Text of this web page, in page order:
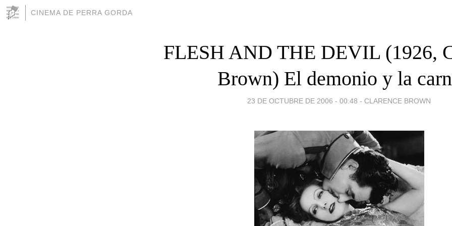
CINEMA DE PERRA GORDA
FLESH AND THE DEVIL (1926,
Brown) El demonio y la
23 DE OCTUBRE DE 2006 - 00:48 - CLARENCE BROWN